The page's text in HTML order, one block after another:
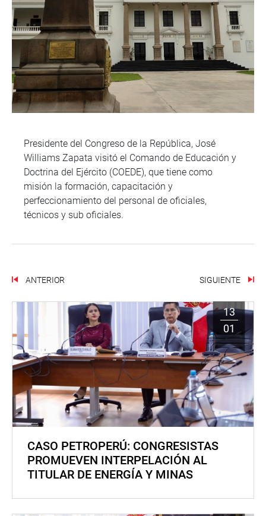
Presidente del Congreso de la República, José
Williams Zapata visitó el Comando de Educación y
Doctrina del Ejército (COEDE), que tiene como
misión la formación, capacitación y
perfeccionamiento del personal de oficiales,
técnicos y sub oficiales.
ANTERIOR SIGUIENTE
13
01
CASO PETROPERÚ: CONGRESISTAS
PROMUEVEN INTERPELACIÓN AL
TITULAR DE ENERGÍA Y MINAS